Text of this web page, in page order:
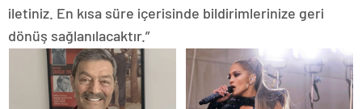
iletiniz. En kısa süre içerisinde bildirimlerinize geri
dönüş sağlanılacaktır.”